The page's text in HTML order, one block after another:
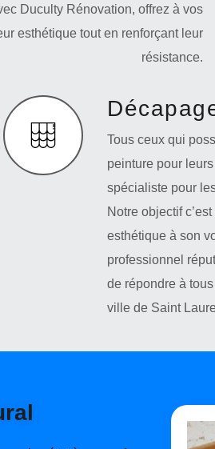
Duculty Rénovation, offrez à vos
esthétique tout en renforçant leur
résistance.
Tous ceux qui
peinture pour
spécialiste pour
Notre objectif
esthétique à son
professionnel
de répondre à
ville de Saint